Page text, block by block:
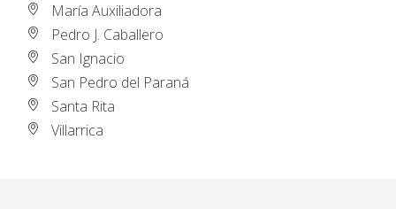
María Auxiliadora
Pedro J. Caballero
San Ignacio
San Pedro del Paraná
Santa Rita
Villarrica